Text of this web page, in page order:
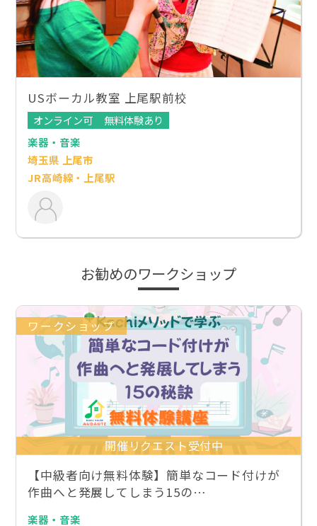
USボーカル教室 上尾駅前校
オンライン可
無料体験あり
楽器・音楽
埼玉県 上尾市
JR高崎線・上尾駅
お勧めのワークショップ
ワークショップ
開催リクエスト受付中
【中級者向け無料体験】簡単なコード付けが
作曲へと発展してしまう15の…
楽器・音楽